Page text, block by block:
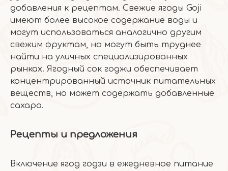
добавления к рецептам. Свежие ягоды Goji
имеют более высокое содержание воды и
могут использоваться аналогично другим
свежим фруктам, но могут быть труднее
найти на уличных специализированных
рынках. Ягодный сок годжи обеспечивает
концентрированный источник питательных
веществ, но может содержать добавленные
сахара.
Рецепты и предложения
Включение ягод годзи в ежедневное питание